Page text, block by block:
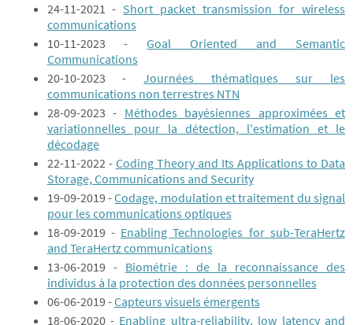
24-11-2021 - Short packet transmission for wireless
communications
10-11-2023 -Goal Oriented and Semantic
Communications
20-10-2023 -Journées thématiques sur les
communications non terrestres NTN
28-09-2023 - Méthodes bayésiennes approximées et
variationnelles pour la détection, l'estimation et le
décodage
22-11-2022 - Coding Theory and Its Applications to Data
Storage, Communications and Security
19-09-2019 -Codage, modulation et traitement du signal
pour les communications optiques
18-09-2019 - Enabling Technologies for sub-TeraHertz
and TeraHertz communications
13-06-2019 - Biométrie : de la reconnaissance des
individus à la protection des données personnelles
06-06-2019 -Capteurs visuels émergents
18-06-2020 - Enabling ultra-reliability, low latency and